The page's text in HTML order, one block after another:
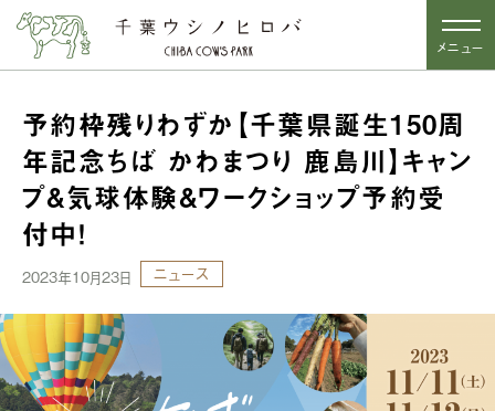
メニュー
予約枠残りわずか【千葉県誕生150周
年記念ちば かわまつり 鹿島川】キャン
プ&気球体験&ワークショップ予約受
付中！
2023年10月23日 ニュース